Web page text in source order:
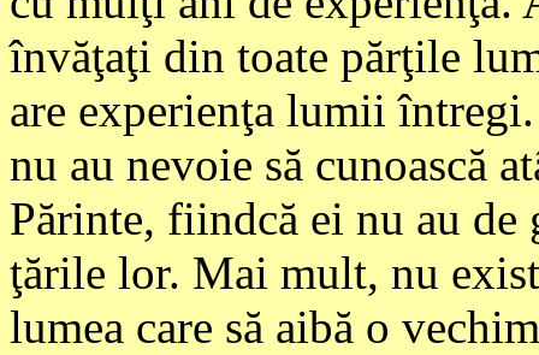
învăţaţi din toate părţile
are experienţa lumii
nu au nevoie să cunoască
Părinte, fiindcă ei nu au de
ţările lor. Mai mult, nu
lumea care să aibă o